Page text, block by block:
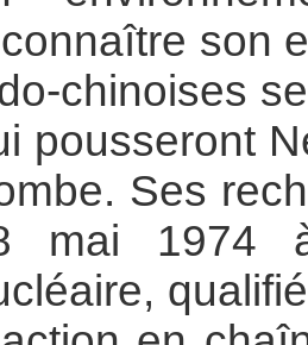
son
chinoises
pousseront
Ses
mai 1974